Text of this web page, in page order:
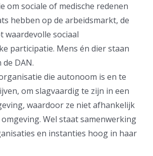
om sociale of medische redenen
hebben op de arbeidsmarkt, de
waardevolle sociaal
participatie. Mens én dier staan
DAN.
die autonoom is en te
om slagvaardig te zijn in een
waardoor ze niet afhankelijk
Wel staat samenwerking
en instanties hoog in haar